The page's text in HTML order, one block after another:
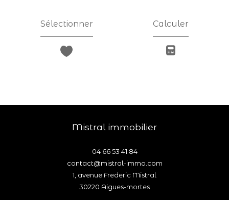
Sélectionner Calculer
mistral immobilier
04 66 53 41 84
contact@mistral-immo.com
1, avenue Frederic Mistral
30220
aigues-mortes